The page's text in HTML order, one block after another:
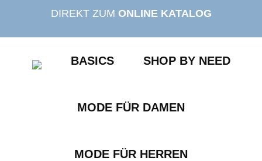
springen
DIREKT ZUM ONLINE KATALOG
BASICS SHOP BY NEED
MODE FÜR DAMEN
MODE FÜR HERREN